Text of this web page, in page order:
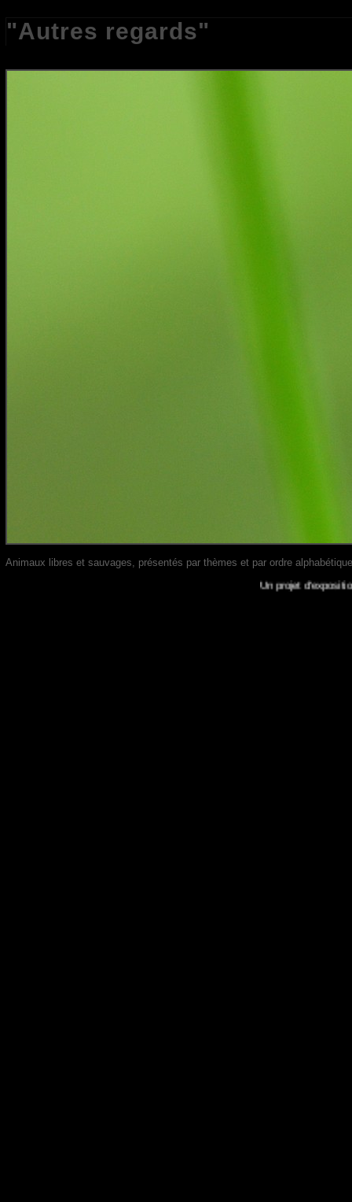
"Autres regards"
Animaux libres et sauvages, présentés par thèmes et par ordre
Un projet d'exposition